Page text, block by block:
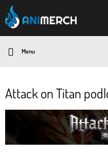
Přejít
na
obsah
Attack on Titan